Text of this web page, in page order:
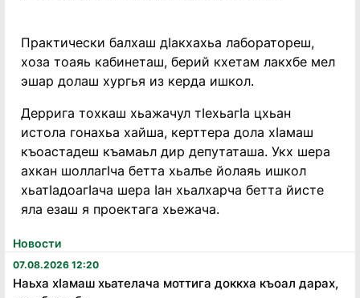
Новости
07.08.2026 12:20
Наьха хӏамаш хьателача моттига доккха къоал дарах,
Практически балхаш дIакхахьа лаборатореш,
хоза тоаяь кабинеташ, берий кхетам лакхбе мел
эшар долаш хургья из керда ишкол.
Деррига тохкаш хьажачул тIехьагIа цхьан
истола гонахьа хайша, керттера дола хIамаш
къоастадеш къамаьл дир депутаташа. Укх шера
ахкан шоллагIча бетта хьалъе йолаяь ишкол
хьатIадоагIача шера Iан хьалхарча бетта йисте
яла езаш я проектага хьежача.